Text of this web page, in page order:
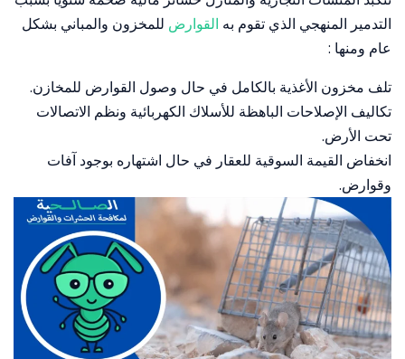
التدمير المنهجي الذي تقوم به القوارض للمخزون والمباني بشكل
عام ومنها :
تلف مخزون الأغذية بالكامل في حال وصول القوارض للمخازن.
تكاليف الإصلاحات الباهظة للأسلاك الكهربائية ونظم الاتصالات
تحت الأرض.
انخفاض القيمة السوقية للعقار في حال اشتهاره بوجود آفات
وقوارض.